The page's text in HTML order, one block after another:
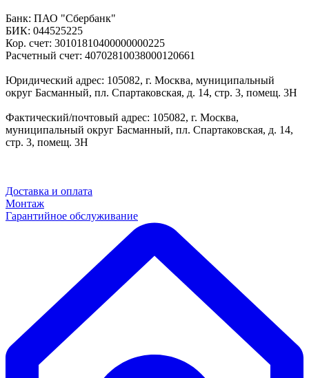
Банк: ПАО "Сбербанк"
БИК: 044525225
Кор. счет: 30101810400000000225
Расчетный счет: 40702810038000120661
Юридический адрес: 105082, г. Москва, муниципальный
округ Басманный, пл. Спартаковская, д. 14, стр. 3, помещ. 3Н
Фактический/почтовый адрес: 105082, г. Москва,
муниципальный округ Басманный, пл. Спартаковская, д. 14,
стр. 3, помещ. 3Н
Доставка и оплата
Монтаж
Гарантийное обслуживание